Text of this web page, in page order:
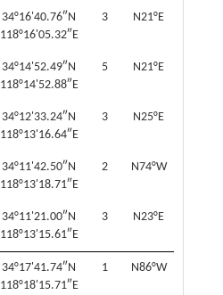
34°16'40.76″N
118°16'05.32″E
3 N21°E
34°14'52.49″N
118°14'52.88″E
5 N21°E
34°12'33.24″N
118°13'16.64″E
3 N25°E
34°11'42.50″N
118°13'18.71″E
2 N74°W
34°11'21.00″N
118°13'15.61″E
3 N23°E
34°17'41.74″N
118°18'15.71″E
1 N86°W